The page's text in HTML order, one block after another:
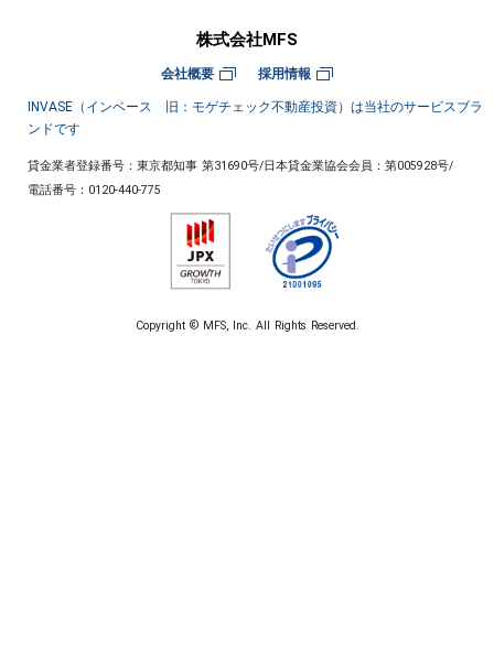
株式会社MFS
会社概要 採用情報
INVASE（インベース 旧：モゲチェック不動産投資）は当社のサービスブラ
ンドです
貸金業者登録番号：東京都知事 第31690号/日本貸金業協会会員：第005928号/
電話番号： 0120-440-775
Copyright © MFS, Inc. All Rights Reserved.